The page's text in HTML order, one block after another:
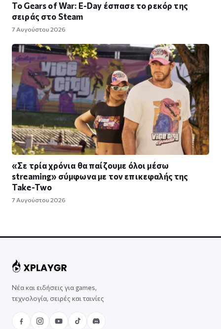
Το Gears of War: E-Day έσπασε το ρεκόρ της
σειράς στο Steam
7 Αυγούστου 2026
«Σε τρία χρόνια θα παίζουμε όλοι μέσω
streaming» σύμφωνα με τον επικεφαλής της
Take-Two
7 Αυγούστου 2026
Νέα και ειδήσεις για games,
τεχνολογία, σειρές και ταινίες